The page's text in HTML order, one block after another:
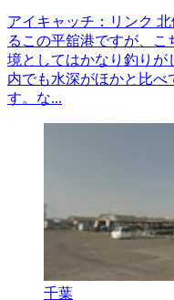
アイキャッチ：リンク
るこの平舘港ですが、
境としてはかなり釣りが
内でも水深がほかと比
す。な...
千葉